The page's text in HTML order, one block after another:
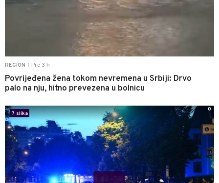
REGION Pre 3 h
Povrijeđena žena tokom nevremena u Srbiji: Drvo
palo na nju, hitno prevezena u bolnicu
7 slika
0